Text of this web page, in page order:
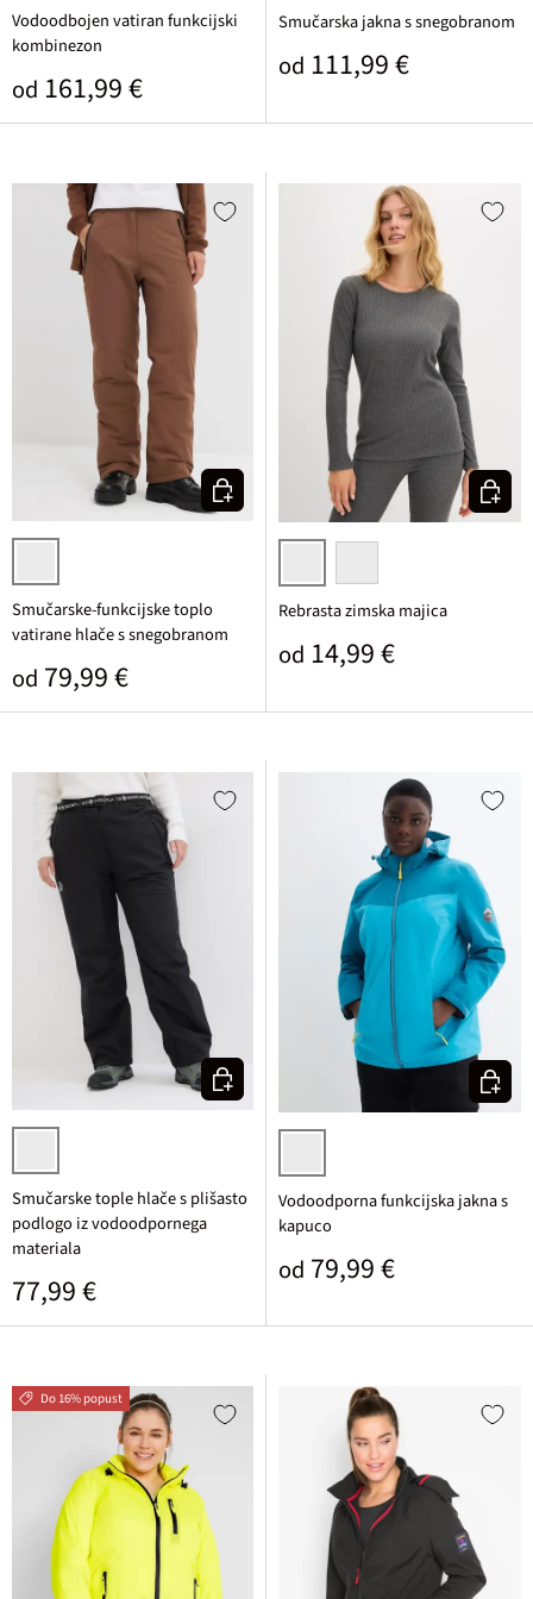
Vodoodbojen vatiran funkcijski
kombinezon
Običajna cena
od 161,99 €
Smučarska jakna s snegobranom
Običajna cena
od 111,99 €
svetlo rjava
Smučarske-funkcijske toplo
vatirane hlače s snegobranom
Običajna cena
od 79,99 €
Izberi varianto
siva melirana
črna
Rebrasta zimska majica
Običajna cena
od 14,99 €
Izberi
črna
Smučarske tople hlače s plišasto
podlogo iz vodoodpornega
materiala
Običajna cena
77,99 €
Izberi varianto
turkizna
Vodoodporna funkcijska jakna s
kapuco
Običajna cena
od 79,99 €
Izberi
Do 16% popust